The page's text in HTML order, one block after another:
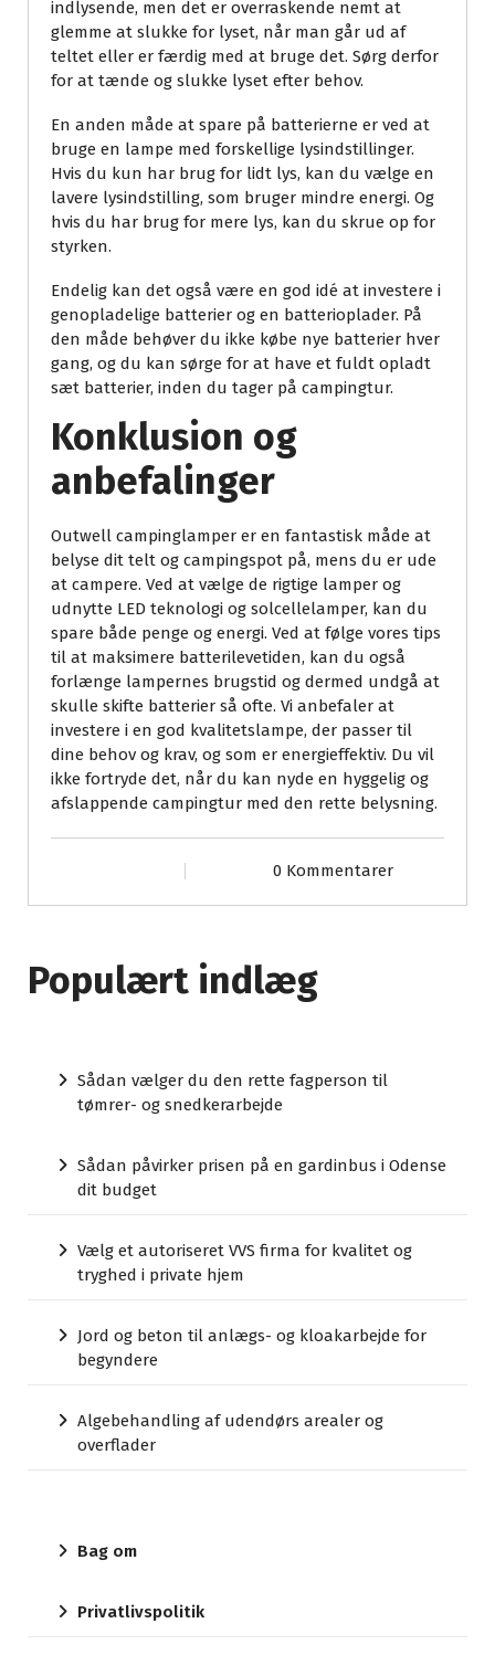
indlysende, men det er overraskende nemt at
glemme at slukke for lyset, når man går ud af
teltet eller er færdig med at bruge det. Sørg derfor
for at tænde og slukke lyset efter behov.
En anden måde at spare på batterierne er ved at
bruge en lampe med forskellige lysindstillinger.
Hvis du kun har brug for lidt lys, kan du vælge en
lavere lysindstilling, som bruger mindre energi. Og
hvis du har brug for mere lys, kan du skrue op for
styrken.
Endelig kan det også være en god idé at investere i
genopladelige batterier og en batterioplader. På
den måde behøver du ikke købe nye batterier hver
gang, og du kan sørge for at have et fuldt opladt
sæt batterier, inden du tager på campingtur.
Konklusion og
anbefalinger
Outwell campinglamper er en fantastisk måde at
belyse dit telt og campingspot på, mens du er ude
at campere. Ved at vælge de rigtige lamper og
udnytte LED teknologi og solcellelamper, kan du
spare både penge og energi. Ved at følge vores tips
til at maksimere batterilevetiden, kan du også
forlænge lampernes brugstid og dermed undgå at
skulle skifte batterier så ofte. Vi anbefaler at
investere i en god kvalitetslampe, der passer til
dine behov og krav, og som er energieffektiv. Du vil
ikke fortryde det, når du kan nyde en hyggelig og
afslappende campingtur med den rette belysning.
0 Kommentarer
Populært indlæg
Sådan vælger du den rette fagperson til
tømrer- og snedkerarbejde
Sådan påvirker prisen på en gardinbus i Odense
dit budget
Vælg et autoriseret VVS firma for kvalitet og
tryghed i private hjem
Jord og beton til anlægs- og kloakarbejde for
begyndere
Algebehandling af udendørs arealer og
overflader
Bag om
Privatlivspolitik